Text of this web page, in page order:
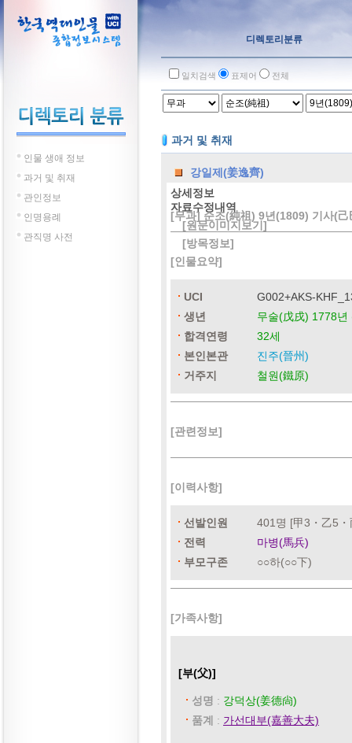
인물 생애 정보
과거 및 취재
관인정보
인명용례
관직명 사전
디렉토리분류
일치검색 표제어 전체
과거 및 취재
강일제(姜逸齊)
상세정보
자료수정내역
[원문이미지보기]
[방목정보]
[무과] 순조(純祖) 9년(1809) 기사(
[인물요약]
UCI
G002+AKS-
생년
무술(戊戌) 1778년
합격연령
32세
본인본관
진주(晉州)
거주지
철원(鐵原)
[관련정보]
[이력사항]
선발인원
401명 [甲3・乙5
전력
마병(馬兵)
부모구존
○○하(○○下)
[가족사항]
[부(父)]
성명 : 강덕상(姜德尙)
품계
: 가선대부(嘉善大夫)